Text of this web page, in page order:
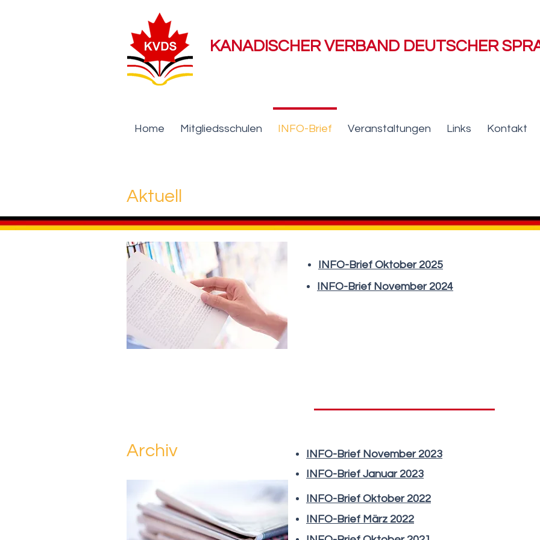
KANADISCHER VERBAND DEUTSCHER
Home Mitgliedsschulen INFO-Brief Veranstaltungen Links Kontakt
Aktuell
INFO-Brief Oktober 2025
INFO-Brief November 2024
Archiv
INFO-Brief November 2023
INFO-Brief Januar 2023
INFO-Brief Oktober 2022
INFO-Brief März 2022